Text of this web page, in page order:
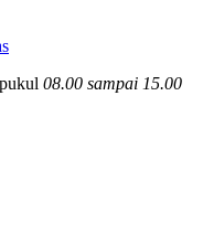
08.00 sampai 15.00